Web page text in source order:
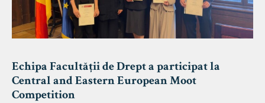
Echipa Facultății de Drept a participat la
Central and Eastern European Moot
Competition